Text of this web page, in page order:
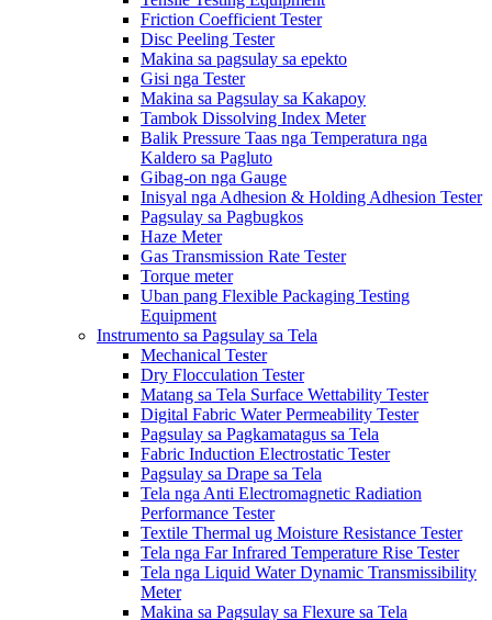
Friction Coefficient Tester
Disc Peeling Tester
Makina sa pagsulay sa epekto
Gisi nga Tester
Makina sa Pagsulay sa Kakapoy
Tambok Dissolving Index Meter
Balik Pressure Taas nga Temperatura nga
Kaldero sa Pagluto
Gibag-on nga Gauge
Inisyal nga Adhesion & Holding Adhesion Tester
Pagsulay sa Pagbugkos
Haze Meter
Gas Transmission Rate Tester
Torque meter
Uban pang Flexible Packaging Testing
Equipment
Instrumento sa Pagsulay sa Tela
Mechanical Tester
Dry Flocculation Tester
Matang sa Tela Surface Wettability Tester
Digital Fabric Water Permeability Tester
Pagsulay sa Pagkamatagus sa Tela
Fabric Induction Electrostatic Tester
Pagsulay sa Drape sa Tela
Tela nga Anti Electromagnetic Radiation
Performance Tester
Textile Thermal ug Moisture Resistance Tester
Tela nga Far Infrared Temperature Rise Tester
Tela nga Liquid Water Dynamic Transmissibility
Meter
Makina sa Pagsulay sa Flexure sa Tela